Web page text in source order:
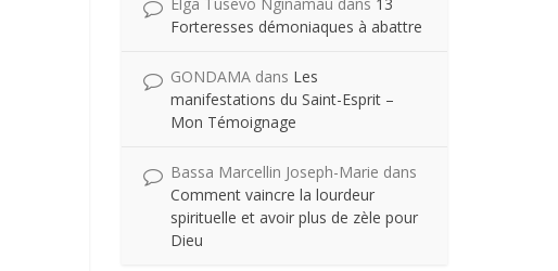
Forteresses démoniaques à abattre
GONDAMA dans Les
manifestations du Saint-Esprit –
Mon Témoignage
Bassa Marcellin Joseph-Marie dans
Comment vaincre la lourdeur
spirituelle et avoir plus de zèle pour
Dieu